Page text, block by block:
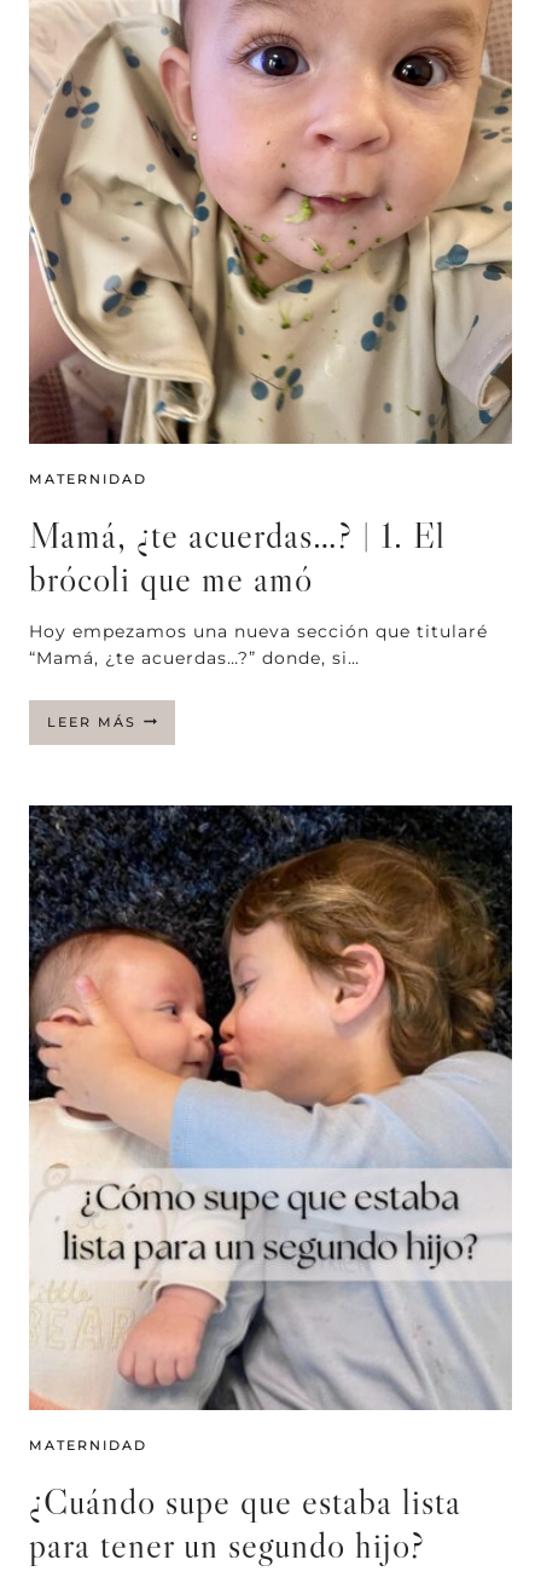
MATERNIDAD
Mamá, ¿te acuerdas…? | 1. El
brócoli que me amó
Hoy empezamos una nueva sección que titularé
“Mamá, ¿te acuerdas…?” donde, si…
LEER MÁS MAMÁ,
¿TE
1.
EL
BRÓCOLI
QUE
ME
AMÓ
MATERNIDAD
¿Cuándo supe que estaba lista
para tener un segundo hijo?